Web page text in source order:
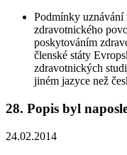
Podmínky uznávání
zdravotnického
poskytováním
členské státy
zdravotnických
jiném jazyce než
28. Popis byl
24.02.2014